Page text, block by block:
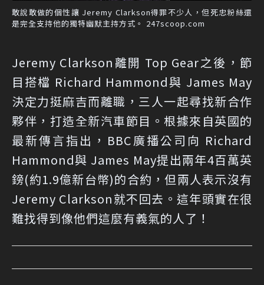
敢說敢做的個性讓 Jeremy Clarkson得罪不少人，但死忠粉絲還
是完全支持他的獨特幽默主持方式。 247scoop.com
Jeremy Clarkson離開 Top Gear之後，節
目搭檔 Richard Hammond與 James May
決定力挺麻吉而離職，三人一起尋找新合作
夥伴，打造全新汽車節目。根據來自英國的
最新傳言指出，BBC廣播公司向 Richard
Hammond與 James May提出兩年4百萬英
鎊(約1.9億新台幣)的合約，但兩人表示沒有
Jeremy Clarkson就不回去。這年頭實在很
難找得到像他們這麼有義氣的人了！